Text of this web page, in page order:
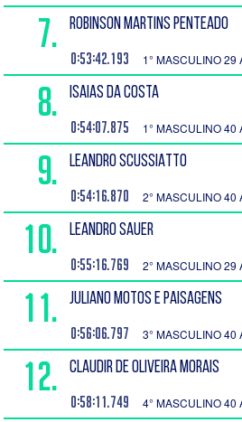
7. ROBINSON MARTINS PENTEADO
0:53:42.193 1° MASCULINO 29
8. ISAIAS DA COSTA
0:54:07.875 1° MASCULINO 40
9. LEANDRO SCUSSIATTO
0:54:16.870 2° MASCULINO 40
10. LEANDRO SAUER
0:55:16.769 2° MASCULINO 29
11. JULIANO MOTOS E PAISAGENS
0:56:06.797 3° MASCULINO 40
12. CLAUDIR DE OLIVEIRA MORAIS
0:58:11.749 4° MASCULINO 40